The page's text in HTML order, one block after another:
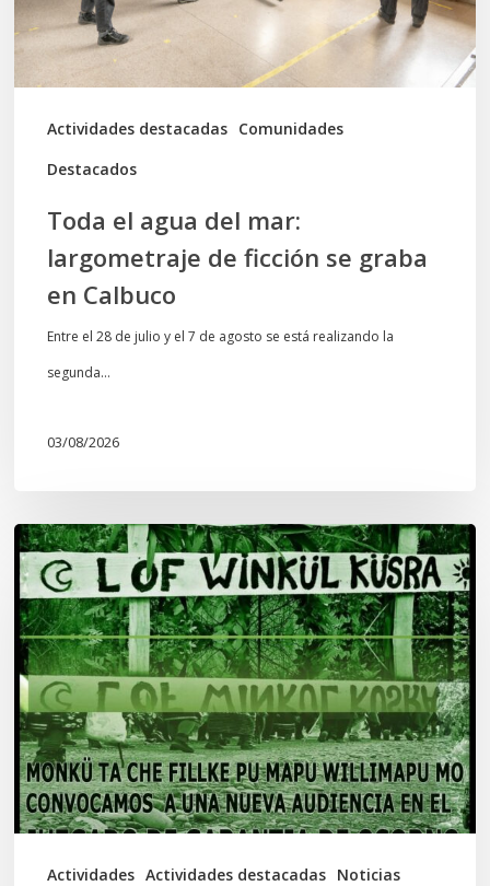
Actividades destacadas Comunidades
Destacados
de
ficción
se
graba
Toda el agua del mar:
largometraje de ficción se graba
en Calbuco
Entre el 28 de julio y el 7 de agosto se está realizando la
segunda…
03/08/2026
Actividades Actividades destacadas Noticias
Lof
Winkül
Küsra
convoca
a
apoyar
audiencia
en
Juzgado